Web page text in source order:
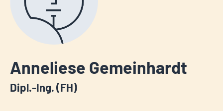
Anneliese Gemeinhardt
Dipl.-Ing. (FH)